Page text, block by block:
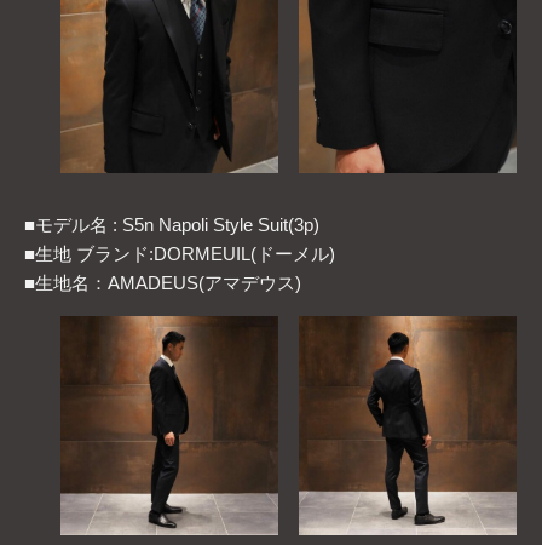
■モデル名 : S5n Napoli Style Suit(3p)
■生地 ブランド:DORMEUIL(ドーメル)
■生地名：AMADEUS(アマデウス)